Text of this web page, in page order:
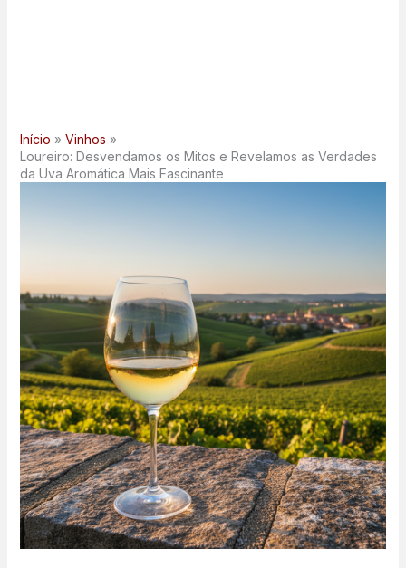
Início
Vinhos
Loureiro: Desvendamos os Mitos e Revelamos as Verdades
da Uva Aromática Mais Fascinante